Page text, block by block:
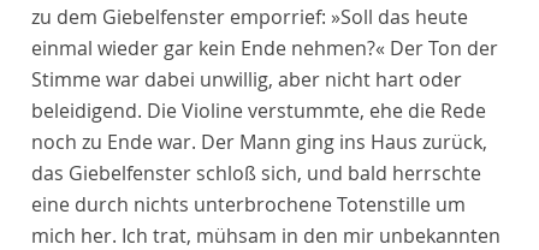
zu dem Giebelfenster emporrief: »Soll das heute
einmal wieder gar kein Ende nehmen?« Der Ton der
Stimme war dabei unwillig, aber nicht hart oder
beleidigend. Die Violine verstummte, ehe die Rede
noch zu Ende war. Der Mann ging ins Haus zurück,
das Giebelfenster schloß sich, und bald herrschte
eine durch nichts unterbrochene Totenstille um
mich her. Ich trat, mühsam in den mir unbekannten